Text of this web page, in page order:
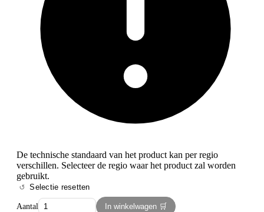
De technische standaard van het product kan per regio
verschillen. Selecteer de regio waar het product zal worden
gebruikt.
Selectie resetten
Aantal In winkelwagen 🛒